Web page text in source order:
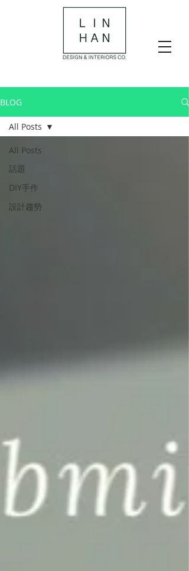
BLOG
All Posts
話題
DIY手作
設計趨勢
All Posts